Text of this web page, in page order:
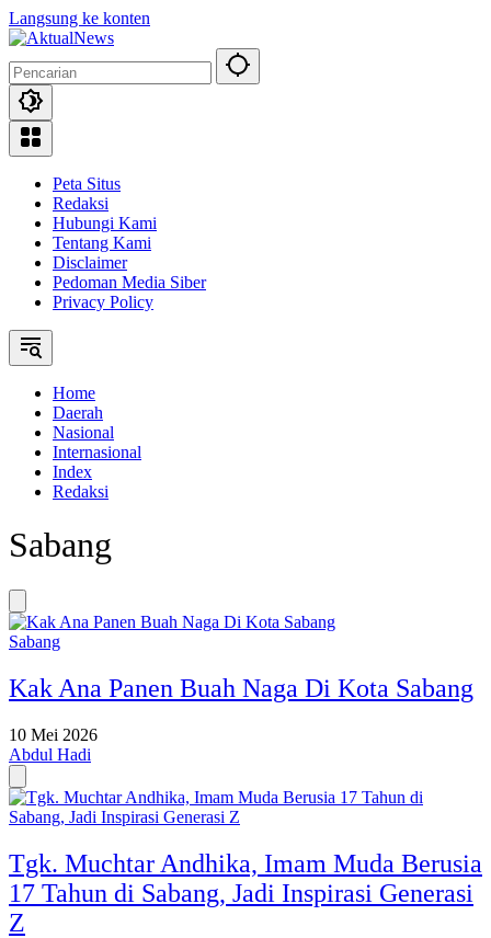
Langsung ke konten
Peta Situs
Redaksi
Hubungi Kami
Tentang Kami
Disclaimer
Pedoman Media Siber
Privacy Policy
Home
Daerah
Nasional
Internasional
Index
Redaksi
Sabang
Sabang
Kak Ana Panen Buah Naga Di Kota Sabang
10 Mei 2026
Abdul Hadi
Tgk. Muchtar Andhika, Imam Muda Berusia
17 Tahun di Sabang, Jadi Inspirasi Generasi
Z